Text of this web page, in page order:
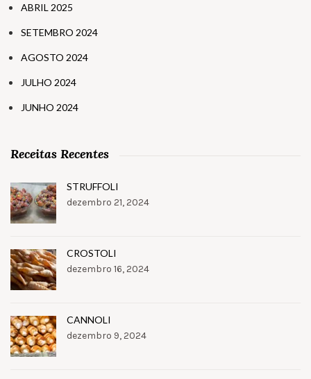
ABRIL 2025
SETEMBRO 2024
AGOSTO 2024
JULHO 2024
JUNHO 2024
Receitas Recentes
STRUFFOLI
dezembro 21, 2024
CROSTOLI
dezembro 16, 2024
CANNOLI
dezembro 9, 2024